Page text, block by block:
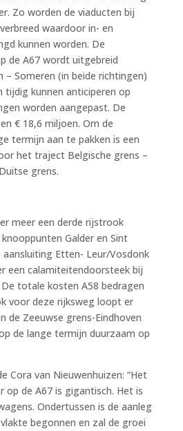
Zo worden de viaducten bij
waardoor in- en
kunnen worden. De
de A67 wordt uitgebreid
Someren (in beide richtingen)
kunnen anticiperen op
worden aangepast. De
€ 18,6 miljoen. Om de
termijn aan te pakken is een
het traject Belgische grens –
grens.
meer een derde rijstrook
Galder en Sint
Etten- Leur/Vosdonk
een calamiteitendoorsteek bij
totale kosten A58 bedragen
voor deze rijksweg loopt er
de Zeeuwse grens-Eindhoven
de lange termijn duurzaam op
Cora van Nieuwenhuizen: “Het
op de A67 is gigantisch. Het is
Ondertussen is de aanleg
begonnen en zal de groei